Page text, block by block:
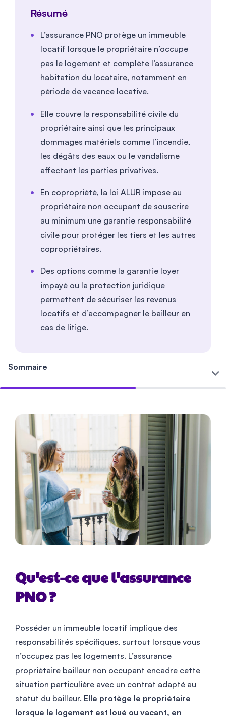
Résumé
L’assurance PNO protège un immeuble
locatif lorsque le propriétaire n’occupe
pas le logement et complète l’assurance
habitation du locataire, notamment en
période de vacance locative.
Elle couvre la responsabilité civile du
propriétaire ainsi que les principaux
dommages matériels comme l’incendie,
les dégâts des eaux ou le vandalisme
affectant les parties privatives.
En copropriété, la loi ALUR impose au
propriétaire non occupant de souscrire
au minimum une garantie responsabilité
civile pour protéger les tiers et les autres
copropriétaires.
Des options comme la garantie loyer
impayé ou la protection juridique
permettent de sécuriser les revenus
locatifs et d’accompagner le bailleur en
cas de litige.
Sommaire
Qu’est-ce que l’assurance
PNO ?
Posséder un immeuble locatif implique des
responsabilités spécifiques, surtout lorsque vous
n’occupez pas les logements. L’assurance
propriétaire bailleur non occupant encadre cette
situation particulière avec un contrat adapté au
statut du bailleur. Elle protège le propriétaire
lorsque le logement est loué ou vacant, en